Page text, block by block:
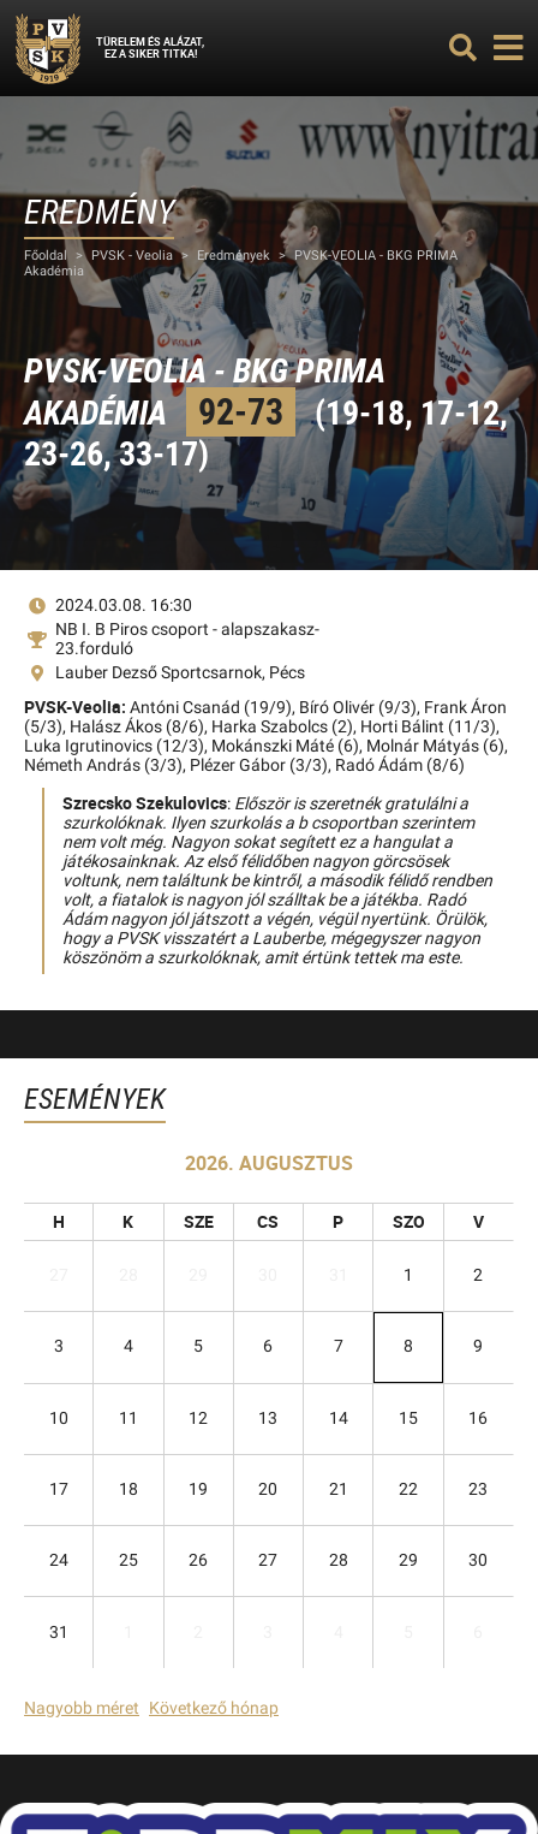
TÜRELEM ÉS ALÁZAT,
EZ A SIKER TITKA!
EREDMÉNY
Főoldal > PVSK - Veolia > Eredmények >
PVSK-VEOLIA - BKG PRIMA
Akadémia
PVSK-VEOLIA - BKG PRIMA
AKADÉMIA
92-73
(19-18, 17-12,
23-26, 33-17)
2024.03.08. 16:30
NB I. B Piros csoport - alapszakasz-
23.forduló
Lauber Dezső Sportcsarnok, Pécs
PVSK-Veolia: Antóni Csanád (19/9), Bíró Olivér (9/3), Frank Áron
(5/3), Halász Ákos (8/6), Harka Szabolcs (2), Horti Bálint (11/3),
Luka Igrutinovics (12/3), Mokánszki Máté (6), Molnár Mátyás (6),
Németh András (3/3), Plézer Gábor (3/3), Radó Ádám (8/6)
Szrecsko Szekulovics: Először is szeretnék gratulálni a
szurkolóknak. Ilyen szurkolás a b csoportban szerintem
nem volt még. Nagyon sokat segített ez a hangulat a
játékosainknak. Az első félidőben nagyon görcsösek
voltunk, nem találtunk be kintről, a második félidő rendben
volt, a fiatalok is nagyon jól szálltak be a játékba. Radó
Ádám nagyon jól játszott a végén, végül nyertünk. Örülök,
hogy a PVSK visszatért a Lauberbe, mégegyszer nagyon
köszönöm a szurkolóknak, amit értünk tettek ma este.
ESEMÉNYEK
2026. AUGUSZTUS
H K SZE CS P SZO V
1 2
3 4 5 6 7 8 9
10 11 12 13 14 15 16
17 18 19 20 21 22 23
24 25 26 27 28 29 30
31
Nagyobb méret Következő hónap